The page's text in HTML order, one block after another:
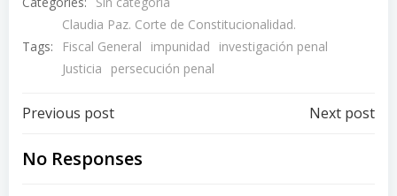
Tags:
Claudia Paz. Corte de Constitucionalidad.
Fiscal General
impunidad
investigación penal
Justicia
persecución penal
Post
navigation
Previous post Next post
No Responses